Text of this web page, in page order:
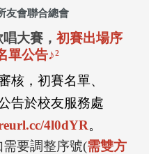
友會聯合總會
大賽， 初賽出場序
單公告♪²
核，初賽名單、
告於校友服務處
4l0dYR。
要調整序號(需雙方